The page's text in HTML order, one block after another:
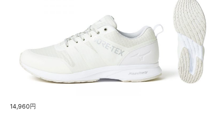
14,960円